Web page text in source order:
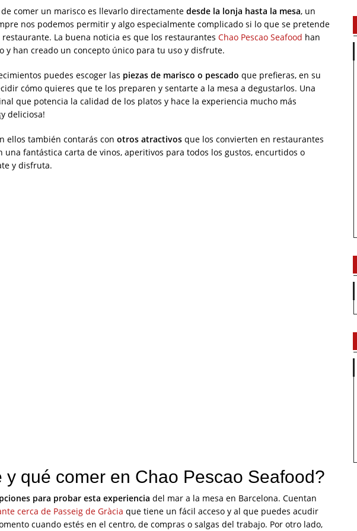
comer un marisco es llevarlo directamente desde la lonja hasta la mesa, un
nos podemos permitir y algo especialmente complicado si lo que se pretende
La buena noticia es que los restaurantes Chao Pescao Seafood han
y han creado un concepto único para tu uso y disfrute.
puedes escoger las piezas de marisco o pescado que prefieras, en su
cómo quieres que te los preparen y sentarte a la mesa a degustarlos. Una
que potencia la calidad de los platos y hace la experiencia mucho más
deliciosa!
ellos también contarás con otros atractivos que los convierten en restaurantes
una fantástica carta de vinos, aperitivos para todos los gustos, encurtidos o
y disfruta.
y qué comer en Chao Pescao Seafood?
para probar esta experiencia del mar a la mesa en Barcelona. Cuentan
cerca de Passeig de Gràcia que tiene un fácil acceso y al que puedes acudir
cuando estés en el centro, de compras o salgas del trabajo. Por otro lado,